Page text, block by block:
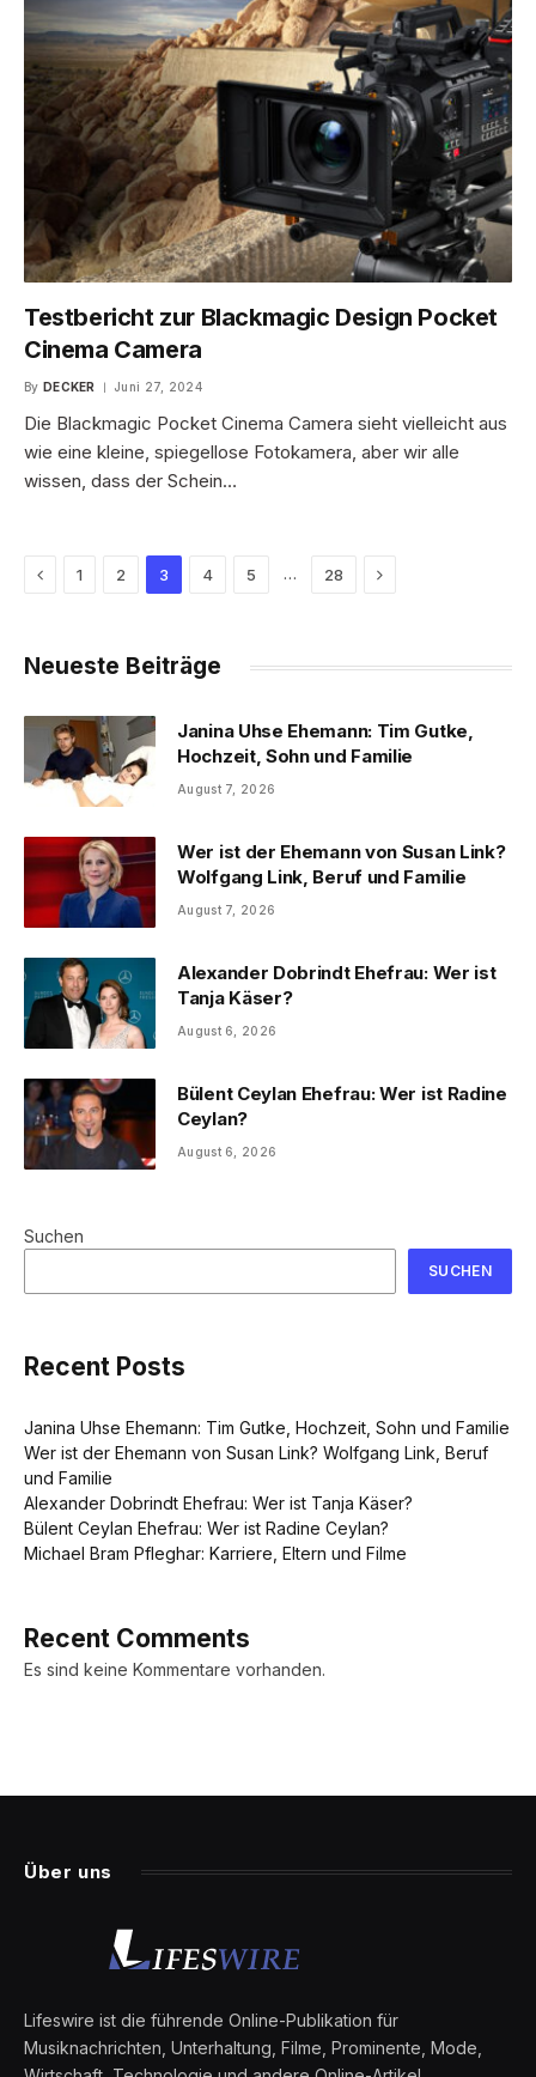
Testbericht zur Blackmagic Design Pocket
Cinema Camera
By DECKER Juni 27, 2024
Die Blackmagic Pocket Cinema Camera sieht vielleicht aus
wie eine kleine, spiegellose Fotokamera, aber wir alle
wissen, dass der Schein…
Previous
1 2 3 4 5 … 28 Next
Neueste Beiträge
Janina Uhse Ehemann: Tim Gutke,
Hochzeit, Sohn und Familie
August 7, 2026
Wer ist der Ehemann von Susan Link?
Wolfgang Link, Beruf und Familie
August 7, 2026
Alexander Dobrindt Ehefrau: Wer ist
Tanja Käser?
August 6, 2026
Bülent Ceylan Ehefrau: Wer ist Radine
Ceylan?
August 6, 2026
Suchen
SUCHEN
Recent Posts
Janina Uhse Ehemann: Tim Gutke, Hochzeit, Sohn und Familie
Wer ist der Ehemann von Susan Link? Wolfgang Link, Beruf
und Familie
Alexander Dobrindt Ehefrau: Wer ist Tanja Käser?
Bülent Ceylan Ehefrau: Wer ist Radine Ceylan?
Michael Bram Pfleghar: Karriere, Eltern und Filme
Recent Comments
Es sind keine Kommentare vorhanden.
Über uns
Lifeswire ist die führende Online-Publikation für
Musiknachrichten, Unterhaltung, Filme, Prominente, Mode,